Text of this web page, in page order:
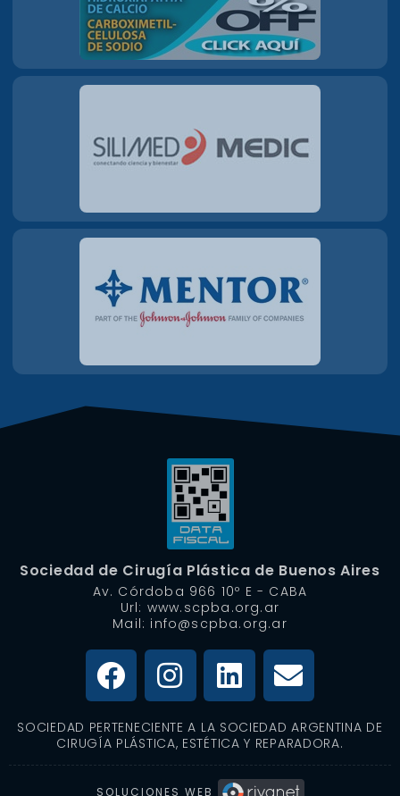
Sociedad de Cirugía Plástica de Buenos Aires
Av. Córdoba 966 10º E - CABA
Url: www.scpba.org.ar
Mail: info@scpba.org.ar
SOCIEDAD PERTENECIENTE A LA SOCIEDAD ARGENTINA DE
CIRUGÍA PLÁSTICA, ESTÉTICA Y REPARADORA.
SOLUCIONES WEB